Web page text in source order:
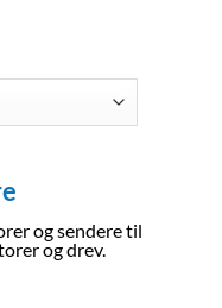
og sendere til
og drev.